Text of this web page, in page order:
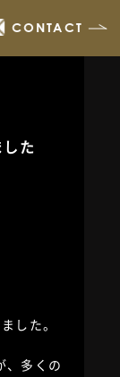
CONTACT
た
した。
、多くの